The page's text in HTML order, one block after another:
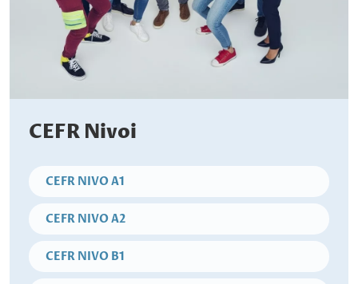
CEFR Nivoi
CEFR NIVO A1
CEFR NIVO A2
CEFR NIVO B1